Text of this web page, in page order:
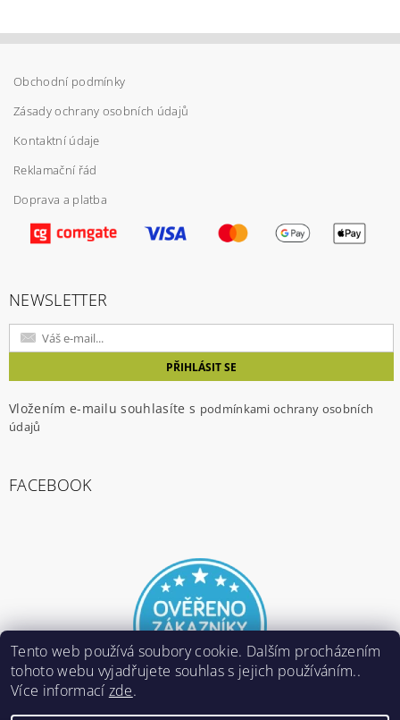
Vložením hodnocení souhlasíte spodmínkami
ochrany osobních údajů
Obchodní podmínky
Zásady ochrany osobních údajů
Kontaktní údaje
Reklamační řád
Doprava a platba
NEWSLETTER
Vložením e-mailu souhlasíte s podmínkami ochrany osobních
údajů
FACEBOOK
Tento web používá soubory cookie. Dalším procházením
tohoto webu vyjadřujete souhlas s jejich používáním..
Více informací zde.